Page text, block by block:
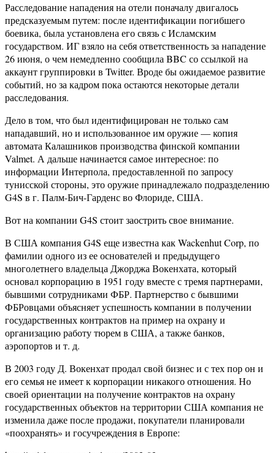
Расследование нападения на отели поначалу двигалось
предсказуемым путем: после идентификации погибшего
боевика, была установлена его связь с Исламским
государством. ИГ взяло на себя ответственность за нападение
26 июня, о чем немедленно сообщила BBC со ссылкой на
аккаунт группировки в Twitter. Вроде бы ожидаемое развитие
событий, но за кадром пока остаются некоторые детали
расследования.
Дело в том, что был идентифицирован не только сам
нападавший, но и использованное им оружие — копия
автомата Калашников производства финской компании
Valmet. А дальше начинается самое интересное: по
информации Интерпола, предоставленной по запросу
тунисской стороны, это оружие принадлежало подразделению
G4S в г. Палм-Бич-Гарденс во Флориде, США.
Вот на компании G4S стоит заострить свое внимание.
В США компания G4S еще известна как Wackenhut Corp, по
фамилии одного из ее основателей и предыдущего
многолетнего владельца Джорджа Вокенхата, который
основал корпорацию в 1951 году вместе с тремя партнерами,
бывшими сотрудниками ФБР. Партнерство с бывшими
ФБРовцами объясняет успешность компании в получении
государственных контрактов на пример на охрану и
организацию работу тюрем в США, а также банков,
аэропортов и т. д.
В 2003 году Д. Вокенхат продал свой бизнес и с тех пор он и
его семья не имеет к корпорации никакого отношения. Но
своей ориентации на получение контрактов на охрану
государственных объектов на территории США компания не
изменила даже после продажи, покупатели планировали
«поохранять» и госучреждения в Европе: